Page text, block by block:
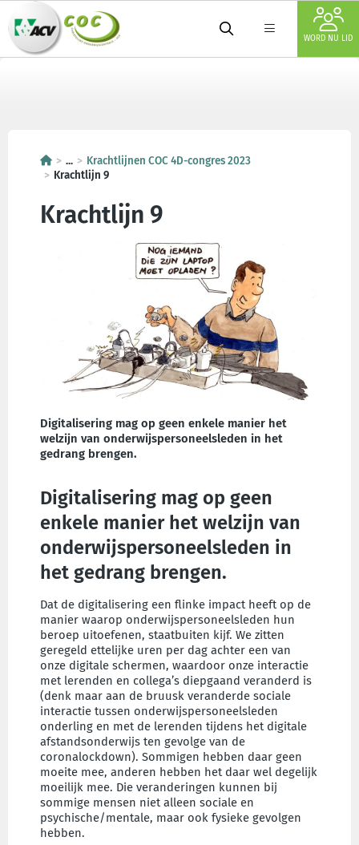
WORD NU LID
...
Krachtlijnen COC 4D-congres 2023
Krachtlijn 9
Krachtlijn 9
Digitalisering mag op geen enkele manier het
welzijn van onderwijspersoneelsleden in het
gedrang brengen.
Digitalisering mag op geen
enkele manier het welzijn van
onderwijspersoneelsleden in
het gedrang brengen.
Dat de digitalisering een flinke impact heeft op de
manier waarop onderwijspersoneelsleden hun
beroep uitoefenen, staatbuiten kijf. We zitten
geregeld ettelijke uren per dag achter een van
onze digitale schermen, waardoor onze interactie
met lerenden en collega’s diepgaand veranderd is
(denk maar aan de bruusk veranderde sociale
interactie tussen onderwijspersoneelsleden
onderling en met de lerenden tijdens het digitale
afstandsonderwijs ten gevolge van de
coronalockdown). Sommigen hebben daar geen
moeite mee, anderen hebben het daar wel degelijk
moeilijk mee. Die veranderingen kunnen bij
sommige mensen niet alleen sociale en
psychische/mentale, maar ook fysieke gevolgen
hebben.